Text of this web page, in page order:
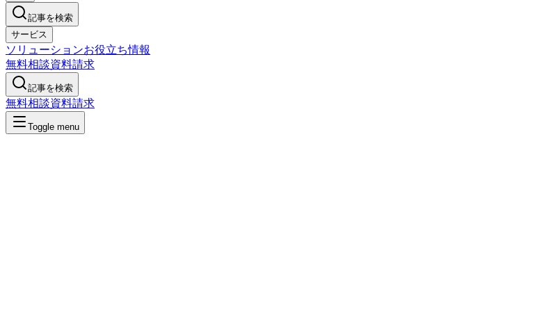
記事を検索
サービス
ソリューションお役立ち情報
無料相談資料請求
記事を検索
無料相談資料請求
Toggle menu